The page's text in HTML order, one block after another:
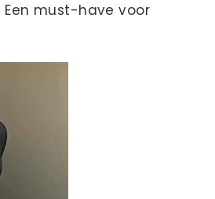
must-have voor